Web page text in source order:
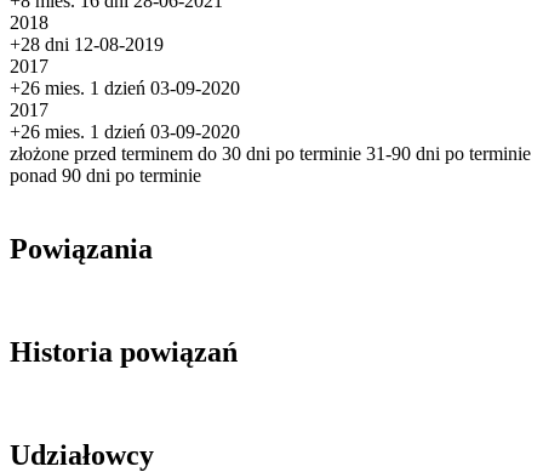
2018
+28 dni 12-08-2019
2017
+26 mies. 1 dzień 03-09-2020
2017
+26 mies. 1 dzień 03-09-2020
złożone przed terminem do 30 dni po terminie 31-90 dni po terminie
ponad 90 dni po terminie
Powiązania
Historia powiązań
Udziałowcy